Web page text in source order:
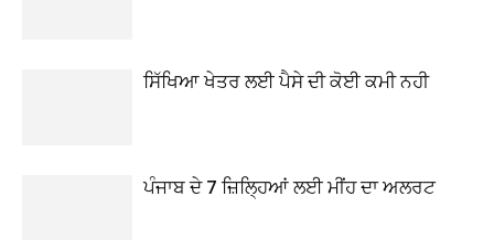
ਸਿੱਖਿਆ ਖੇਤਰ ਲਈ ਪੈਸੇ ਦੀ ਕੋਈ ਕਮੀ ਨਹੀ
ਪੰਜਾਬ ਦੇ 7 ਜ਼ਿਲ੍ਹਿਆਂ ਲਈ ਮੀਂਹ ਦਾ ਅਲਰਟ